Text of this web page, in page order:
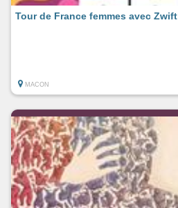
Tour de France femmes avec Zwift
MACON